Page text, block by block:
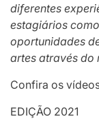
diferentes
estagiários
oportunidades
artes através do
Confira os
EDIÇÃO 2021